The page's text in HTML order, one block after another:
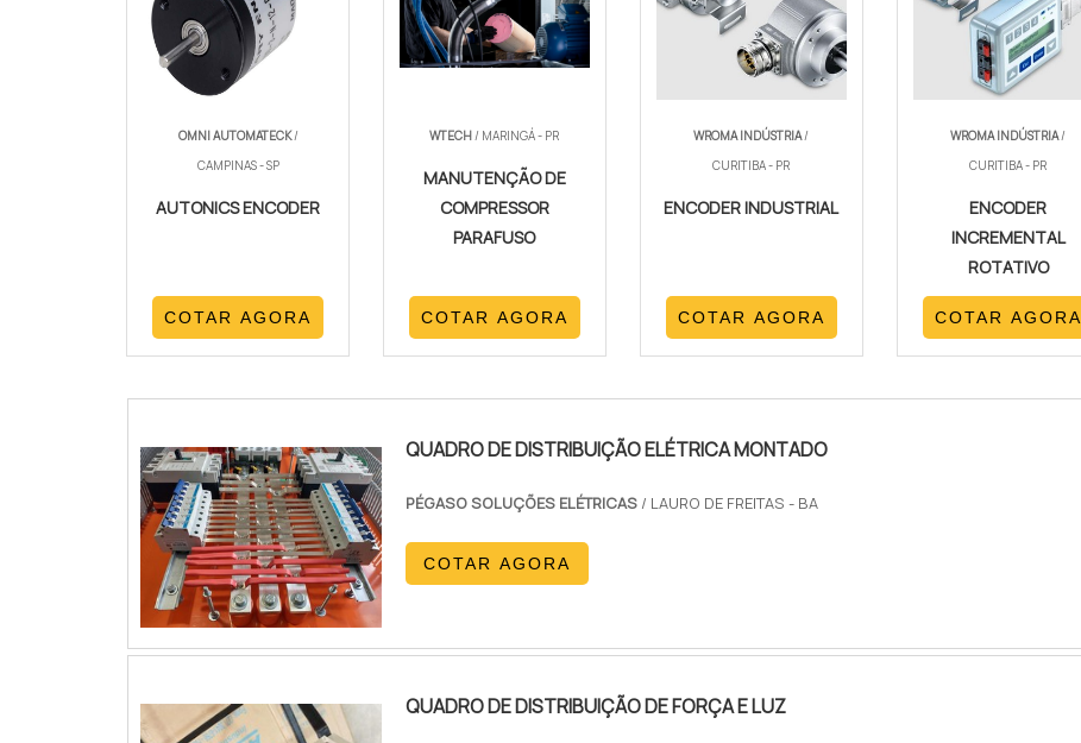
OMNI AUTOMATECK/
CAMPINAS - SP
AUTONICS ENCODER
COTAR AGORA
WTECH/ MARINGÁ - PR
MANUTENÇÃO DE
COMPRESSOR
PARAFUSO
COTAR AGORA
WROMA INDÚSTRIA/
CURITIBA - PR
ENCODER INDUSTRIAL
COTAR AGORA
WROMA INDÚSTRIA/
CURITIBA - PR
ENCODER
INCREMENTAL
ROTATIVO
COTAR AGORA
QUADRO DE DISTRIBUIÇÃO ELÉTRICA MONTADO
PÉGASO SOLUÇÕES ELÉTRICAS / LAURO DE FREITAS - BA
COTAR AGORA
QUADRO DE DISTRIBUIÇÃO DE FORÇA E LUZ